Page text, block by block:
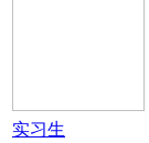
实习生